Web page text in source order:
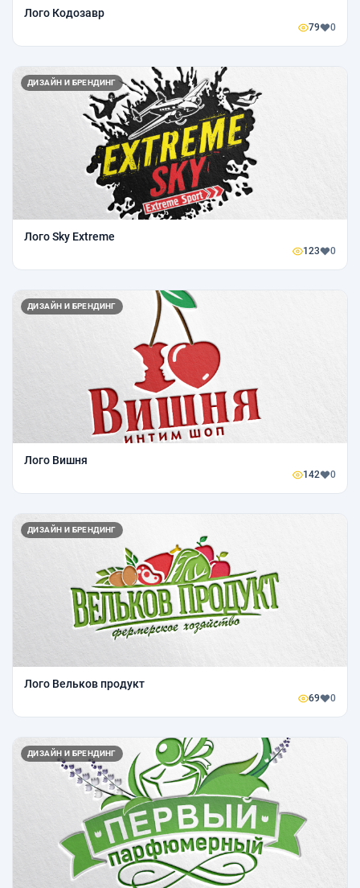
Лого Кодозавр
79 0
ДИЗАЙН И БРЕНДИНГ
Лого Sky Extreme
123 0
ДИЗАЙН И БРЕНДИНГ
Лого Вишня
142 0
ДИЗАЙН И БРЕНДИНГ
Лого Вельков продукт
69 0
ДИЗАЙН И БРЕНДИНГ